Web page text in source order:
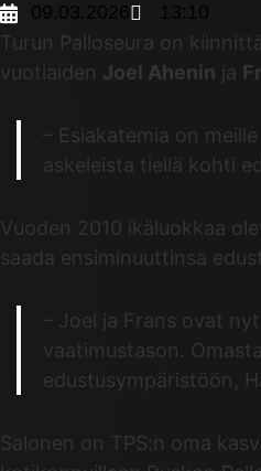
09.03.2026
Turun Palloseura on
vuotiaiden Joel Ahenin ja
– Esiakatemia on
askeleista tiellä kohti
Vuoden 2010 ikäluokkaa
saada ensiminuuttinsa
– Joel ja Frans ovat
vaatimustason.
edustusympäristöön,
Salonen on TPS:n oma